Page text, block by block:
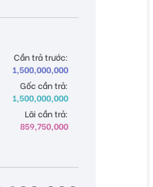
Cần trả trước:
1,500,000,000
Gốc cần trả:
1,500,000,000
Lãi cần trả:
859,750,000